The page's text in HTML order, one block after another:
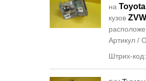
на
кузов
Артикул /
Штрих-